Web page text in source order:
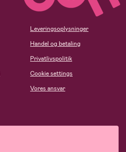
Leveringsoplysninger
Handel og betaling
Privatlivspolitik
Cookie settings
Vores ansvar